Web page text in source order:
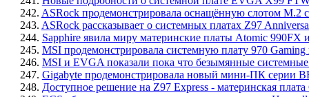
242. ASRock продемонстрировала оснащённую слотом M.2
243. ASRock рассказывает о системных платах Z97
244. Sapphire явила миру материнские платы Atomic 990FX
245. MSI продемонстрировала системную плату 970
246. MSI и EVGA показали пока что безымянные
247. Gigabyte продемонстрировала новый мини-ПК серии
248. Доступное решение на Z97 Express - материнская